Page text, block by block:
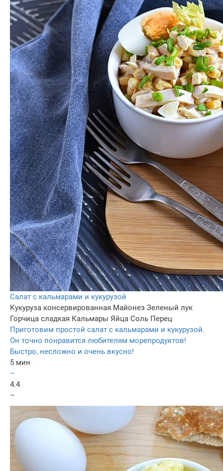
Салат с кальмарами и кукурузой
Кукуруза консервированная Майонез Зеленый лук
Горчица сладкая Кальмары Яйца Соль Перец
Приготовим простой салат с кальмарами и кукурузой.
Он точно понравится любителям морепродуктов!
Быстро, несложно и очень вкусно!
5 мин
–
4.4
–